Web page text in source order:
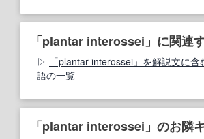
「plantar interossei」に関連
「plantar interossei」を解説文に
語の一覧
「plantar interossei」のお隣